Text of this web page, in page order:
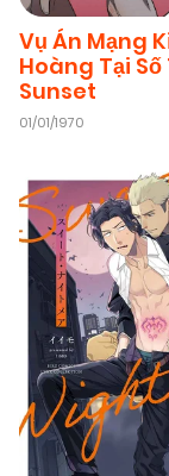
Vụ Án Mạng
Hoàng Tại Số
Sunset
01/01/1970